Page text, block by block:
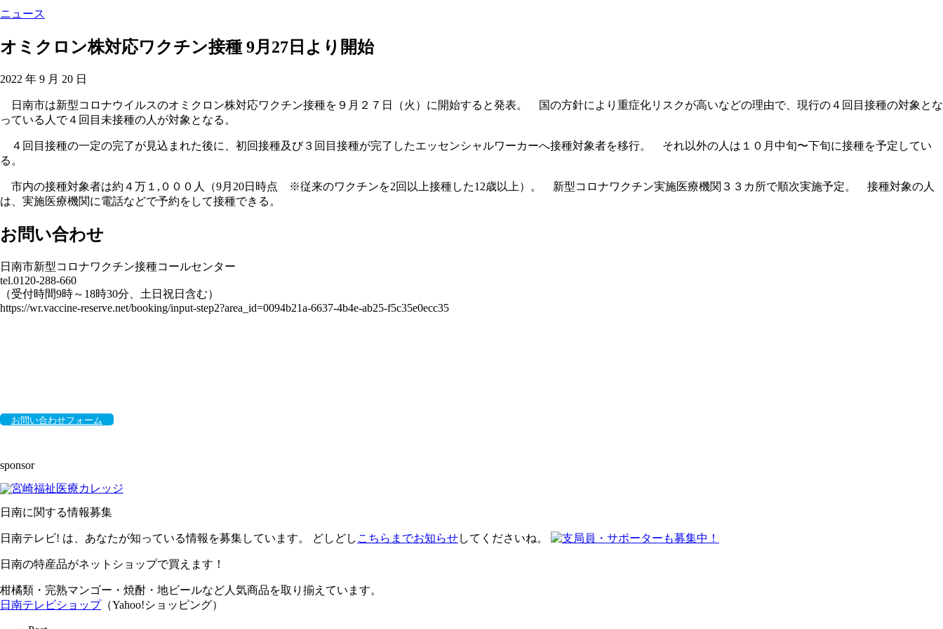
ニュース
オミクロン株対応ワクチン接種 9月27日より開始
2022 年 9 月 20 日
日南市は新型コロナウイルスのオミクロン株対応ワクチン接種を９月２７日（火）に開始すると発表。 国の方針により重症化リスクが高いなどの理由で、現行の４回目接種の対象とな
っている人で４回目未接種の人が対象となる。
４回目接種の一定の完了が見込まれた後に、初回接種及び３回目接種が完了したエッセンシャルワーカーへ接種対象者を移行。 それ以外の人は１０月中旬〜下旬に接種を予定してい
る。
市内の接種対象者は約４万１,０００人（9月20日時点 ※従来のワクチンを2回以上接種した12歳以上）。 新型コロナワクチン実施医療機関３３カ所で順次実施予定。 接種対象の人
は、実施医療機関に電話などで予約をして接種できる。
お問い合わせ
日南市新型コロナワクチン接種コールセンター
tel.0120-288-660
（受付時間9時～18時30分、土日祝日含む）
https://wr.vaccine-reserve.net/booking/input-step2?area_id=0094b21a-6637-4b4e-ab25-f5c35e0ecc35
お問い合わせフォーム
sponsor
日南に関する情報募集
日南テレビ! は、あなたが知っている情報を募集しています。 どしどし こちらまでお知らせしてくださいね。
日南の特産品がネットショップで買えます！
柑橘類・完熟マンゴー・焼酎・地ビールなど人気商品を取り揃えています。
日南テレビショップ（Yahoo!ショッピング）